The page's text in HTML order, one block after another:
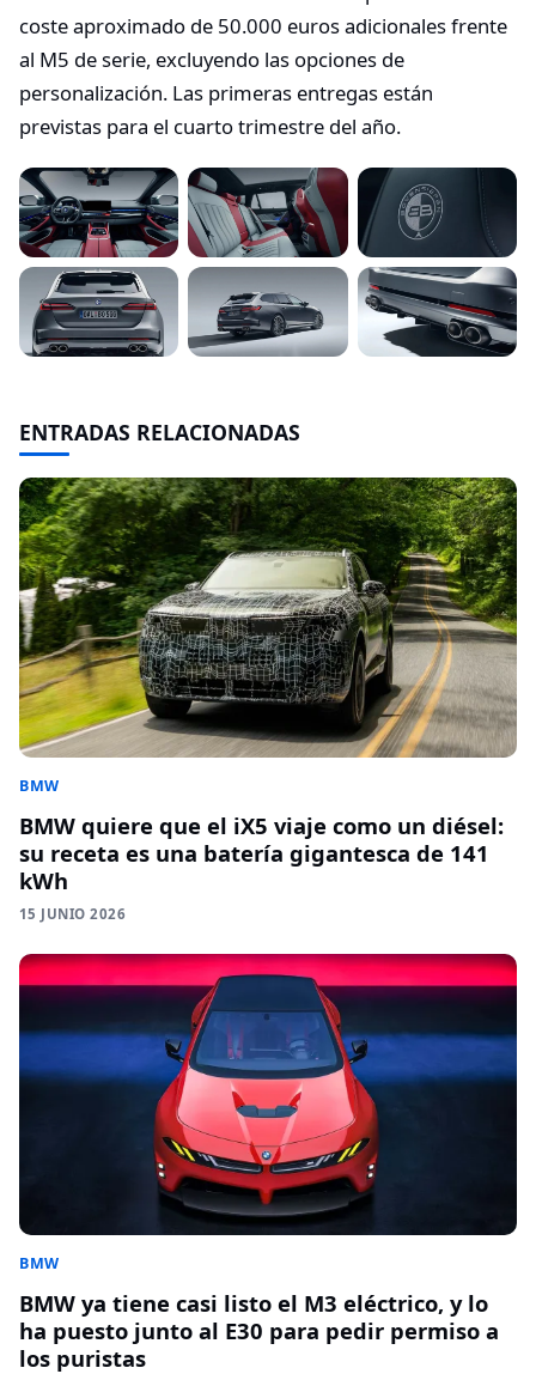
coste aproximado de 50.000 euros adicionales frente
al M5 de serie, excluyendo las opciones de
personalización. Las primeras entregas están
previstas para el cuarto trimestre del año.
ENTRADAS RELACIONADAS
BMW
BMW quiere que el iX5 viaje como un diésel:
su receta es una batería gigantesca de 141
kWh
15 JUNIO 2026
BMW
BMW ya tiene casi listo el M3 eléctrico, y lo
ha puesto junto al E30 para pedir permiso a
los puristas